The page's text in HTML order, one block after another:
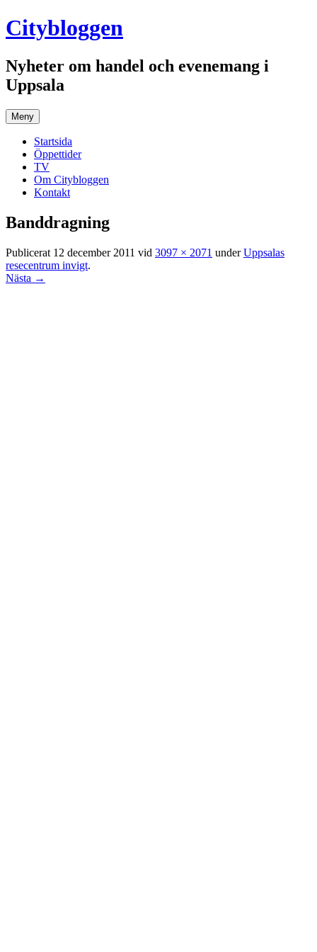
Hoppa
till
Citybloggen
Nyheter om handel och evenemang i
Uppsala
Meny
Startsida
Öppettider
TV
Om Citybloggen
Kontakt
Banddragning
Publicerat 12 december 2011 vid 3097 × 2071 underUppsalas
resecentrum invigt.
Nästa →